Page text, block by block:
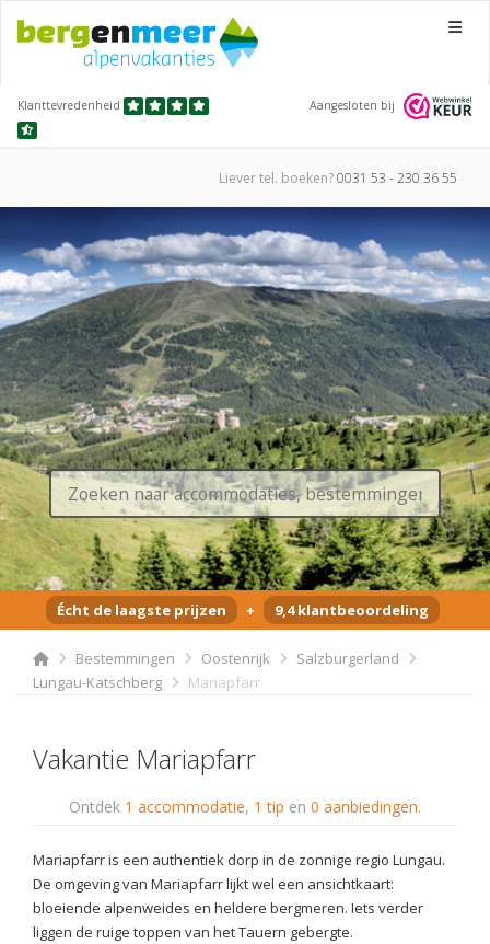
Menu
Klanttevredenheid Aangesloten bij
Liever tel. boeken?0031 53 - 230 36 55
Écht de laagste prijzen + 9,4 klantbeoordeling
Bestemmingen Oostenrijk
Salzburgerland
Lungau-Katschberg
Mariapfarr
Vakantie Mariapfarr
Ontdek 1 accommodatie, 1 tip en 0 aanbiedingen.
Mariapfarr is een authentiek dorp in de zonnige regio Lungau.
De omgeving van Mariapfarr lijkt wel een ansichtkaart:
bloeiende alpenweides en heldere bergmeren. Iets verder
liggen de ruige toppen van het Tauern gebergte.